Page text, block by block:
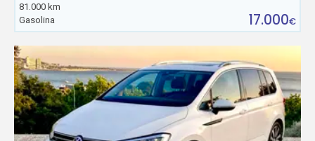
81.000 km
Gasolina
17.000€